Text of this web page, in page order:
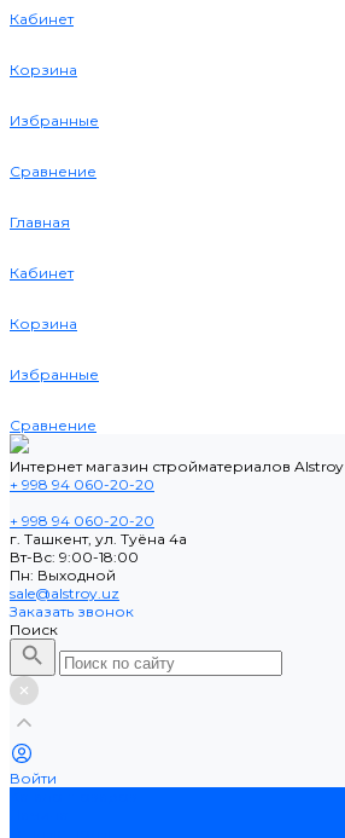
Кабинет
Корзина
Избранные
Сравнение
Главная
Кабинет
Корзина
Избранные
Сравнение
Интернет магазин стройматериалов Alstroy
+ 998 94 060-20-20
+ 998 94 060-20-20
г. Ташкент, ул. Туёна 4а
Вт-Вс: 9:00-18:00
Пн: Выходной
sale@alstroy.uz
Заказать звонок
Поиск
Войти